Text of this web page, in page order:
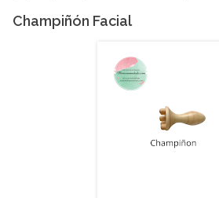
Champiñón Facial